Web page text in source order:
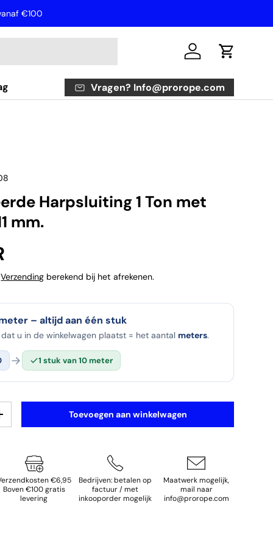
€100
Inloggen
Vragen? Info@prorope.com
Harpsluiting 1 Ton met
mm.
Verzending berekend bij het afrekenen.
– altijd aan één stuk
dat u in de winkelwagen plaatst = het aantal meters.
1 stuk van 10 meter
de hoeveelheidToevoegen aan winkelwagen
€6,95
Boven €100 gratis
levering
Bedrijven: betalen op
factuur / met
inkooporder mogelijk
Maatwerk mogelijk,
mail naar
info@prorope.com